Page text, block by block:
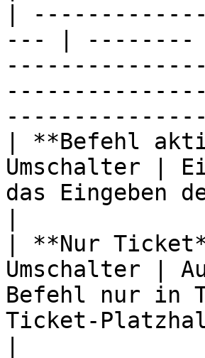
|
--- | --------
| **Befehl
Umschalter |
das Eingeben
| **Nur
Umschalter |
Befehl nur in
Ticket-